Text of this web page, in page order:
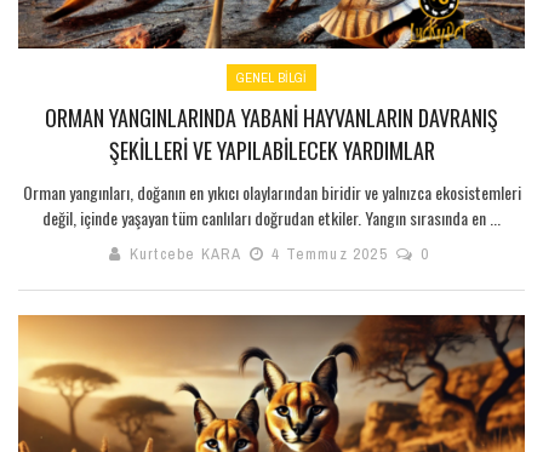
GENEL BILGI
ORMAN YANGINLARINDA YABANI HAYVANLARIN DAVRANIŞ
ŞEKILLERI VE YAPILABILECEK YARDIMLAR
Orman yangınları, doğanın en yıkıcı olaylarından biridir ve yalnızca ekosistemleri
değil, içinde yaşayan tüm canlıları doğrudan etkiler. Yangın sırasında en ...
Kurtcebe KARA 4 Temmuz 2025 0